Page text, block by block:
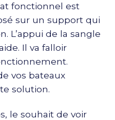
fonctionnel est
sur un support qui
L’appui de la sangle
Il va falloir
vos bateaux
solution.
le souhait de voir